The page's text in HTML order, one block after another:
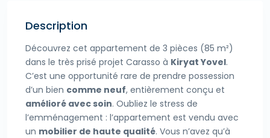
Description
Découvrez cet appartement de 3 pièces (85 m²)
dans le très prisé projet Carasso à Kiryat Yovel.
C’est une opportunité rare de prendre possession
d’un bien comme neuf, entièrement conçu et
amélioré avec soin. Oubliez le stress de
l’emménagement : l’appartement est vendu avec
un mobilier de haute qualité. Vous n’avez qu’à